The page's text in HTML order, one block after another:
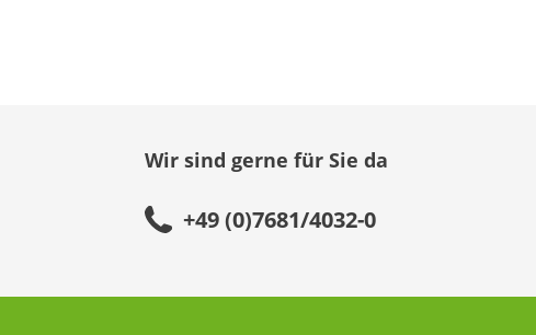
Wir sind gerne für Sie da
+49 (0)7681/4032-0